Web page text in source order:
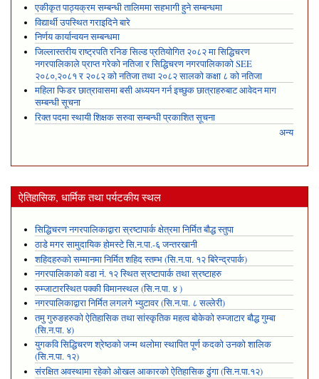
एकीकृत पाठ्यक्रम सम्बन्धी तालिममा सहभागी हुने सम्बन्धमा
विद्यार्थी उपस्थित गराइदिने बारे
निर्णय कार्यान्वयन सम्बन्धमा
जिल्लास्तरीय राष्ट्रपति रनिङ सिल्ड प्रतियोगित २०८२ मा सिद्धिचरण
नगरपालिकाले प्राप्त गरेकाे नतिजा र सिद्धिचरण नगरपालिकाको SEE
२०८०,२०८१ र २०८२ को नतिजा तथा २०८२ सालको कक्षा ८ को नतिजा
महिला फिडर छात्रावासमा बसी अध्ययन गर्न इच्छुक छात्राहरुबाट आवेदन माग
सम्बन्धी सूचना
रिक्त पदमा स्थायी शिक्षक सरुवा सम्बन्धी प्रकाशित सूचना
अन्य
ऐतिहासिक, धार्मिक तथा पर्यटकीय स्थल
सिद्धिचरण नगरपालिकाद्वारा स्रष्टापार्क क्षेत्रमा निर्मित बौद्ध स्तुपा
ठाडे मगर सामुदायिक होमस्टे सि.न.पा.-६ जन्तरखानी
शहिदहरुको सम्मानमा निर्मित शहिद स्तम्भ (सि.न.पा. १२ बिरेन्द्रपार्क)
नगरपालिकाको वडा नं. १२ स्थित स्रष्टापार्क तथा स्रष्टाहरु
रुम्जाटारस्थित पक्की विमानस्थल (सि.न.पा. ४ )
नगरपालिकाद्वारा निर्मित लगलगे भ्युटावर (सि.न.पा. ८ सल्लेरी)
तमु गुरुङहरुको ऐतिहासिक तथा सांस्कृतिक महत्व बोकेको रुम्जाटार बौद्ध गुम्बा
(सि.न.पा. ४)
युगकवि सिद्धिचरण श्रेष्ठको जन्म थलोमा स्थापित पूर्ण कदको उनको शालिक
(सि.न.पा. १२)
संरक्षित अवस्थामा रहेको ओखल आकारको ऐतिहासिक ढुंगा (सि.न.पा.१२)